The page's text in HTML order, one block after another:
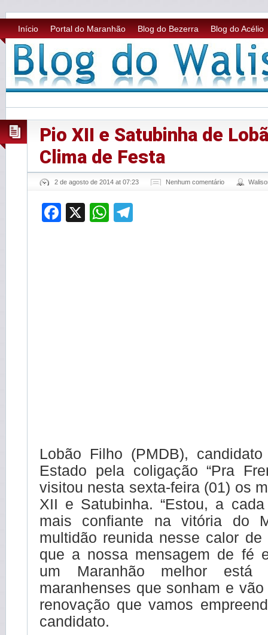
Início Portal do Maranhão Blog do Bezerra Blog do Acélio
Pio XII e Satubinha de
Clima de Festa
2 de agosto de 2014 at 07:23 Nenhum comentário
Facebook
X WhatsApp
Lobão Filho (PMDB),
Estado pela coligação “Pra
visitou nesta sexta-feira (01) os
XII e Satubinha. “Estou, a
mais confiante na vitória do
multidão reunida nesse calor
que a nossa mensagem de fé
um Maranhão melhor está
maranhenses que sonham e
renovação que vamos
candidato.